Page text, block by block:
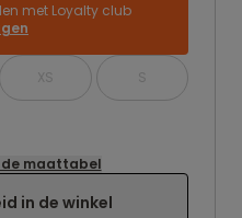
met Loyalty club
XS S
de maattabel
in de winkel